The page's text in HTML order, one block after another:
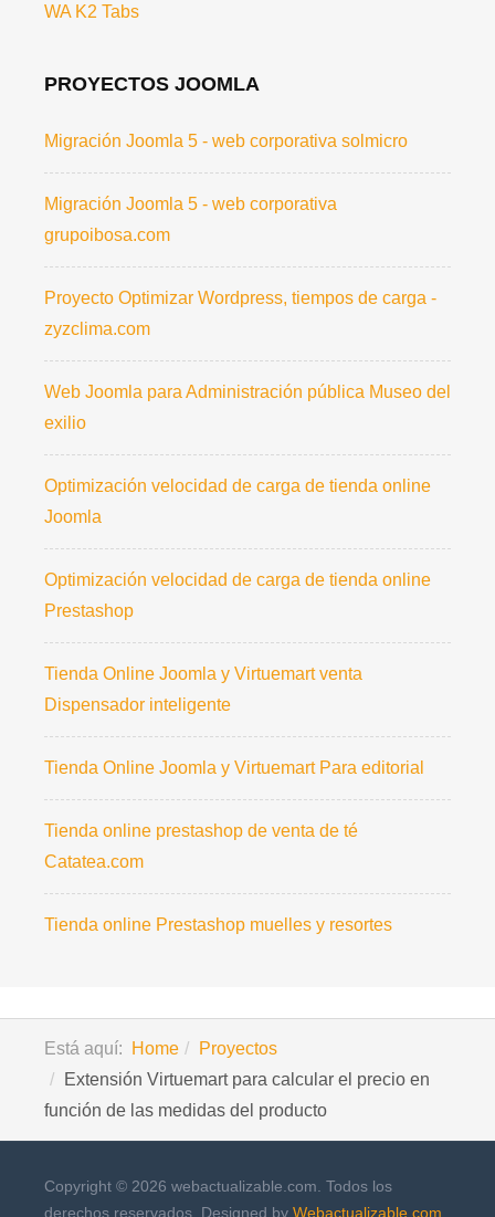
WA K2 Tabs
PROYECTOS JOOMLA
Migración Joomla 5 - web corporativa solmicro
Migración Joomla 5 - web corporativa
grupoibosa.com
Proyecto Optimizar Wordpress, tiempos de carga -
zyzclima.com
Web Joomla para Administración pública Museo del
exilio
Optimización velocidad de carga de tienda online
Joomla
Optimización velocidad de carga de tienda online
Prestashop
Tienda Online Joomla y Virtuemart venta
Dispensador inteligente
Tienda Online Joomla y Virtuemart Para editorial
Tienda online prestashop de venta de té
Catatea.com
Tienda online Prestashop muelles y resortes
Está aquí: Home
Proyectos
Extensión Virtuemart para calcular el precio en
función de las medidas del producto
Copyright © 2026 webactualizable.com. Todos los
derechos reservados. Designed by Webactualizable.com